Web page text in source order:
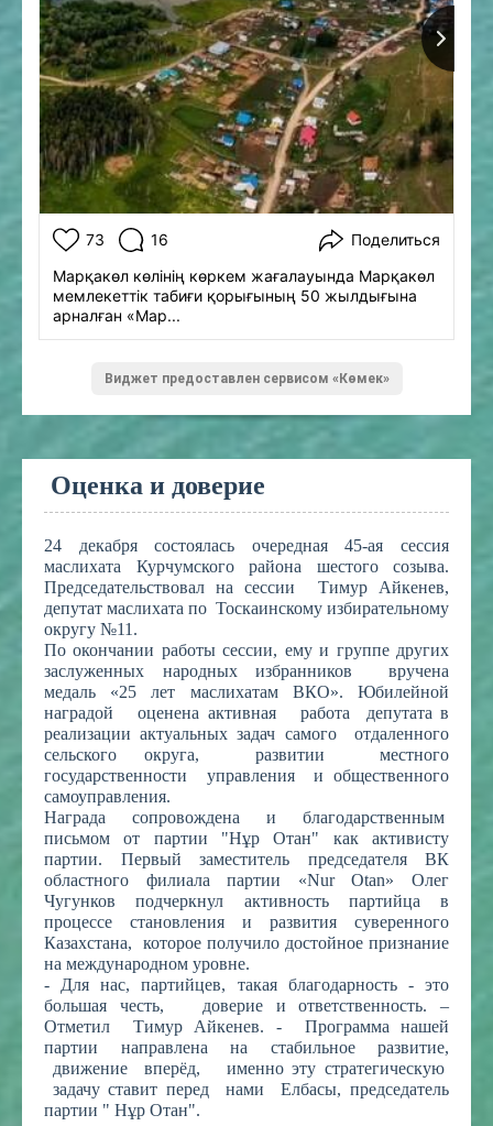
73 16
Поделиться
Марқакөл көлінің көркем жағалауында Марқакөл
мемлекеттік табиғи қорығының 50 жылдығына
арналған «Мар...
Виджет предоставлен сервисом «Көмек»
Оценка и доверие
24 декабря состоялась очередная 45-ая сессия
маслихата Курчумского района шестого созыва.
Председательствовал на сессии Тимур Айкенев,
депутат маслихата по Тоскаинскому избирательному
округу №11.
По окончании работы сессии, ему и группе других
заслуженных народных избранников вручена
медаль «25 лет маслихатам ВКО». Юбилейной
наградой оценена активная работа депутата в
реализации актуальных задач самого отдаленного
сельского округа, развитии местного
государственности управления и общественного
самоуправления.
Награда сопровождена и благодарственным
письмом от партии "Нұр Отан" как активисту
партии. Первый заместитель председателя ВК
областного филиала партии «Nur Otan» Олег
Чугунков подчеркнул активность партийца в
процессе становления и развития суверенного
Казахстана, которое получило достойное признание
на международном уровне.
- Для нас, партийцев, такая благодарность - это
большая честь, доверие и ответственность. –
Отметил Тимур Айкенев. - Программа нашей
партии направлена на стабильное развитие,
движение вперёд, именно эту стратегическую
задачу ставит перед нами Елбасы, председатель
партии " Нұр Отан".